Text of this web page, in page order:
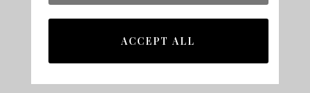
ACCEPT ALL